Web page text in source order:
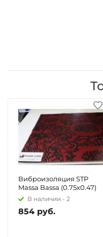
Виброизоляция STP
Massa Bassa (0.75x0.47)
В наличии - 2
854 руб.